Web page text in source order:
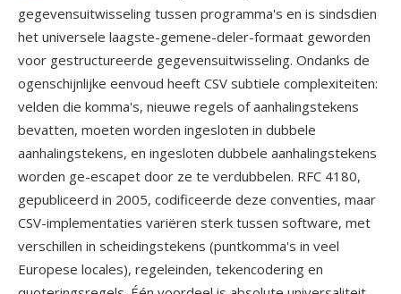
gegevensuitwisseling tussen programma's en is sindsdien
het universele laagste-gemene-deler-formaat geworden
voor gestructureerde gegevensuitwisseling. Ondanks de
ogenschijnlijke eenvoud heeft CSV subtiele complexiteiten:
velden die komma's, nieuwe regels of aanhalingstekens
bevatten, moeten worden ingesloten in dubbele
aanhalingstekens, en ingesloten dubbele aanhalingstekens
worden ge-escapet door ze te verdubbelen. RFC 4180,
gepubliceerd in 2005, codificeerde deze conventies, maar
CSV-implementaties variëren sterk tussen software, met
verschillen in scheidingstekens (puntkomma's in veel
Europese locales), regeleinden, tekencodering en